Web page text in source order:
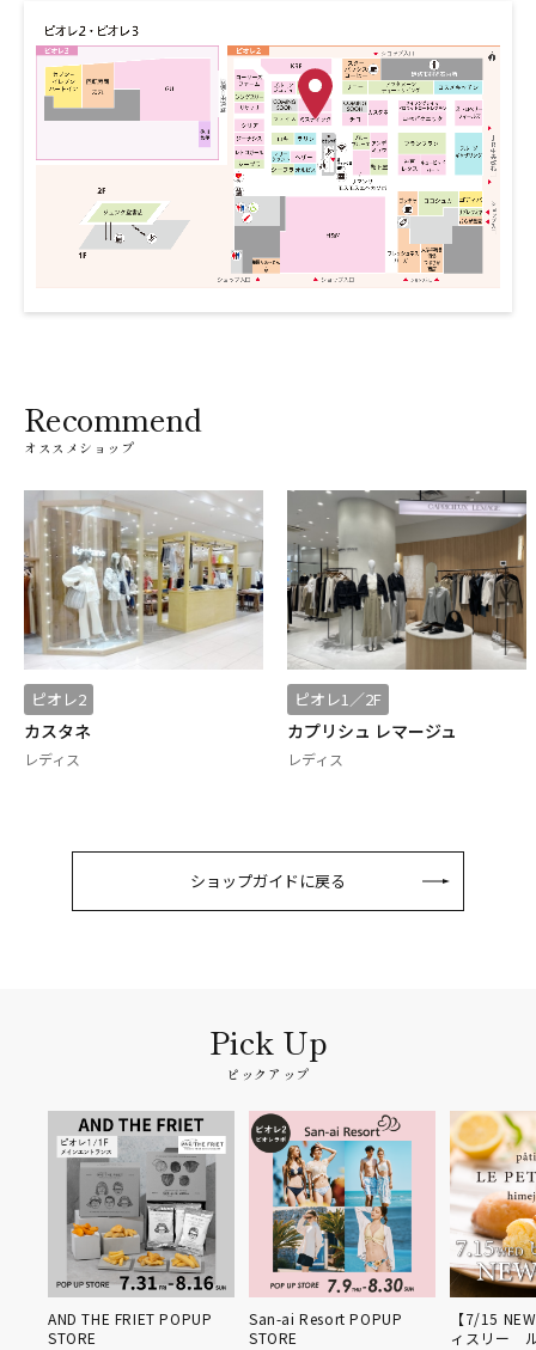
Recommend
オススメショップ
ピオレ2
カスタネ
レディス
ピオレ1／2F
カプリシュ レマージュ
レディス
ショップガイドに戻る
ピックアップ
AND THE FRIET POPUP
STORE
San-ai Resort POPUP
STORE
【7/15
ィスリー